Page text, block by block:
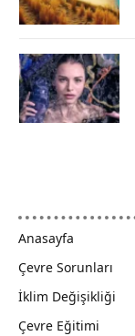
Anasayfa
Çevre Sorunları
İklim Değişikliği
Çevre Eğitimi